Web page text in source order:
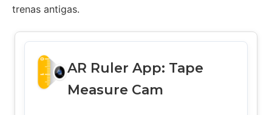
trenas antigas.
AR Ruler App: Tape
Measure Cam